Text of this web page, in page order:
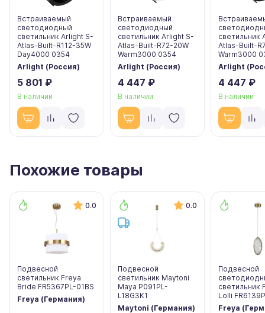
Встраиваемый
светодиодный
светильник Arlight S-
Atlas-Built-R112-35W
Day4000 0354
Arlight (Россия)
5 801 ₽
В наличии
Встраиваемый
светодиодный
светильник Arlight S-
Atlas-Built-R72-20W
Warm3000 0354
Arlight (Россия)
4 447 ₽
В наличии
светильник
Atlas-Built-
Warm3000
Arlight
4 447 ₽
В наличии
Похожие товары
0.0
Подвесной
светильник Freya
Bride FR5367PL-01BS
Freya (Германия)
0.0
Подвесной
светильник Maytoni
Maya P091PL-
L18G3K1
Maytoni (Германия)
Подвесной
светильник
Lolli
Freya